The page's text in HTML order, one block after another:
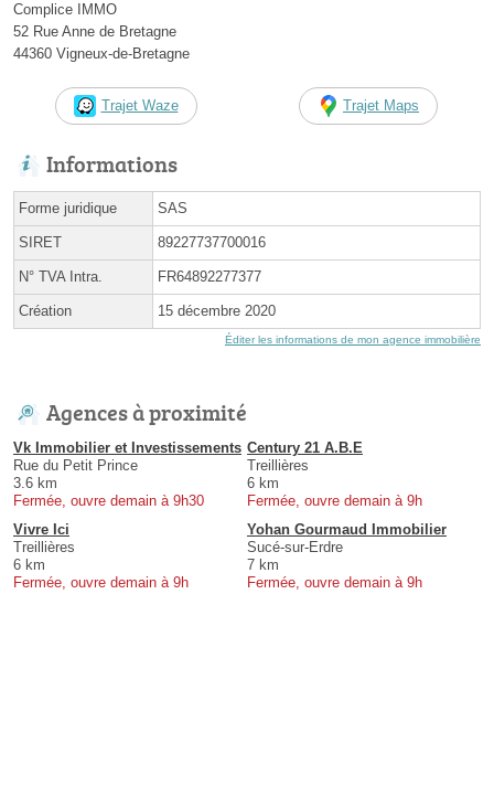
Complice IMMO
52 Rue Anne de Bretagne
44360 Vigneux-de-Bretagne
Trajet Waze Trajet Maps
Informations
Forme juridique SAS
SIRET 89227737700016
N° TVA Intra. FR64892277377
Création 15 décembre 2020
Éditer les informations de mon agence immobilière
Agences à proximité
Vk Immobilier et Investissements
Rue du Petit Prince
3.6 km
Fermée, ouvre demain à 9h30
Century 21 A.B.E
Treillières
6 km
Fermée, ouvre demain à 9h
Vivre Ici
Treillières
6 km
Fermée, ouvre demain à 9h
Yohan Gourmaud Immobilier
Sucé-sur-Erdre
7 km
Fermée, ouvre demain à 9h